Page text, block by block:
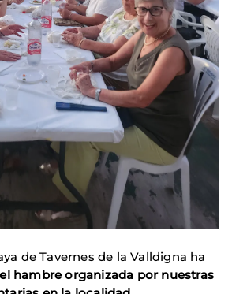
de Tavernes de la Valldigna ha
hambre organizada por nuestras